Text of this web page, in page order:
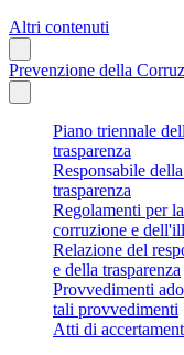
Altri contenuti
Prevenzione della
Piano triennale
trasparenza
Responsabile
trasparenza
Regolamenti per
corruzione e
Relazione del
e della trasparenza
Provvedimenti
tali provvedimenti
Atti di